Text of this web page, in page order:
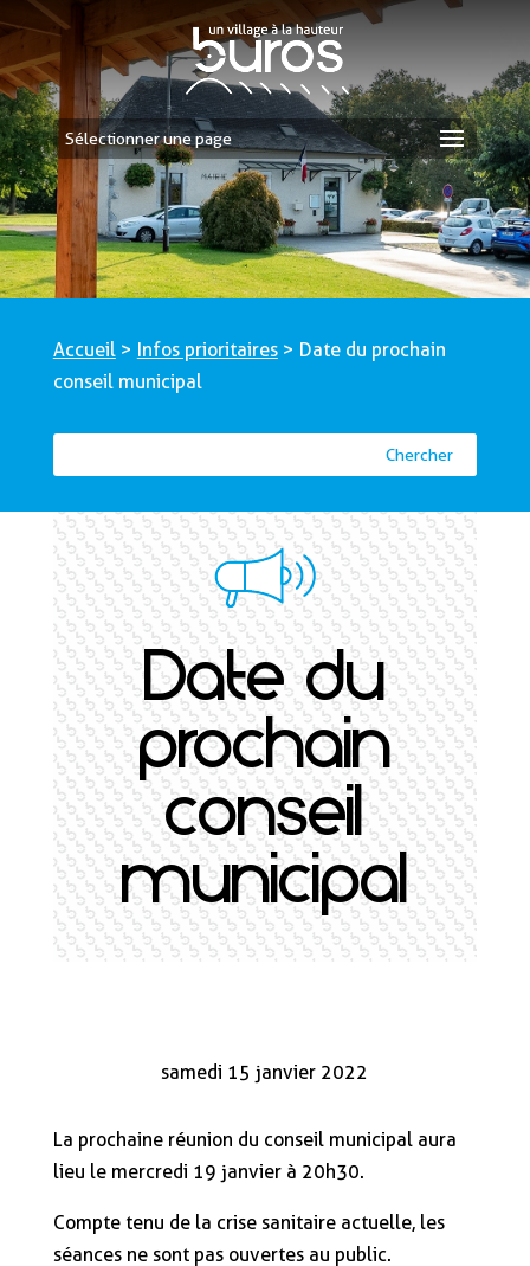
Sélectionner une page
Accueil> Infos prioritaires> Date du prochain
conseil municipal
Date du
prochain
conseil
municipal
samedi 15 janvier 2022
La prochaine réunion du conseil municipal aura
lieu le mercredi 19 janvier à 20h30.
Compte tenu de la crise sanitaire actuelle, les
séances ne sont pas ouvertes au public.